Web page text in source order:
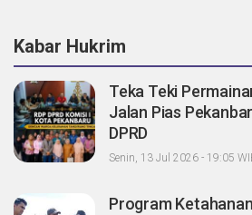
Kabar Hukrim
Teka Teki
Jalan Pias
DPRD
Senin, 13 Jul 2026 - 19:05
Program